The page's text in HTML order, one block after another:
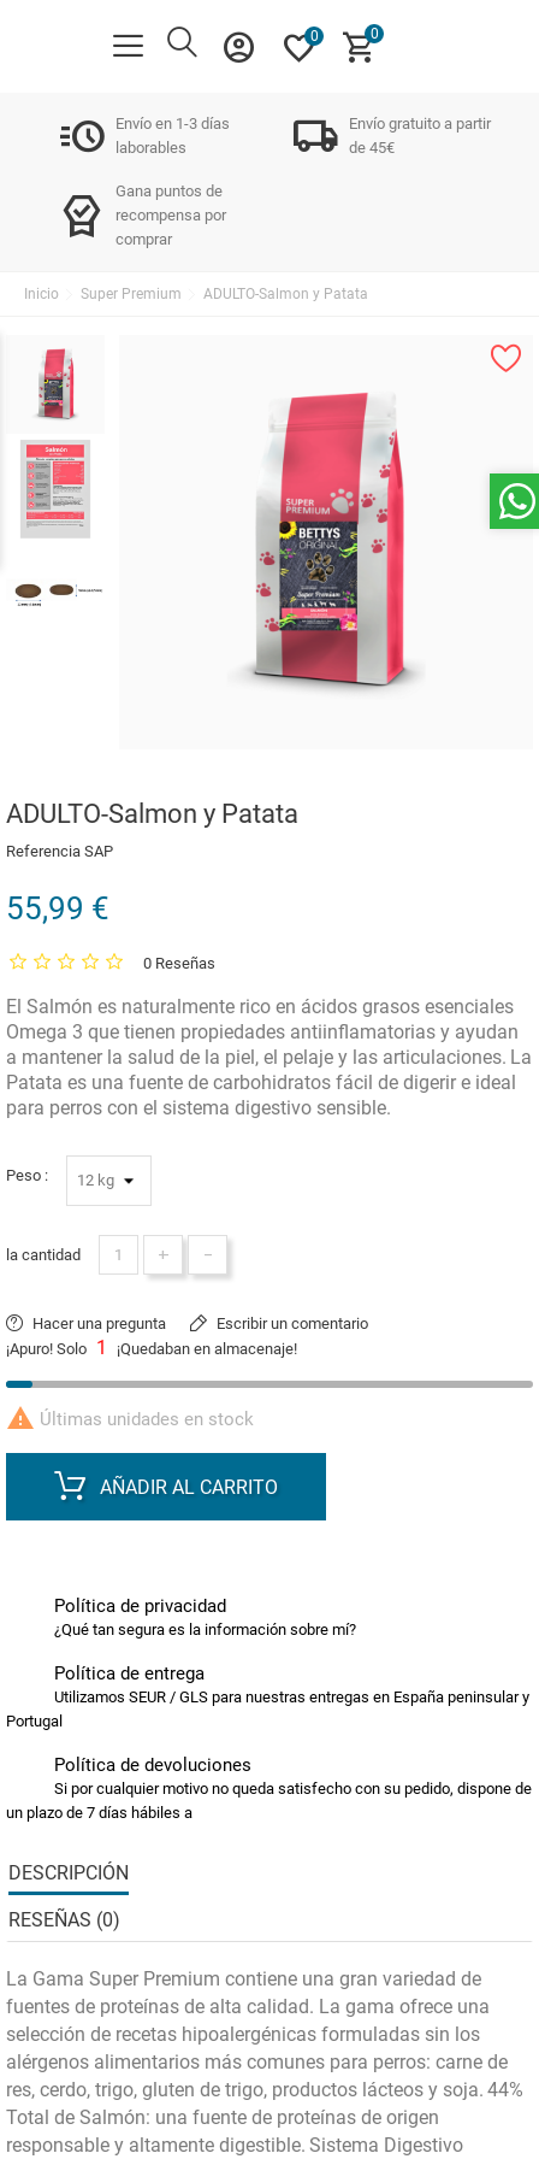
account_circle favorite
0 shopping_cart
0
acute
Envío en 1-3 días
laborables
local_shipping
Envío gratuito a partir
de 45€
editor_choice
Gana puntos de
recompensa por
comprar
Inicio Super Premium ADULTO-Salmon y Patata
ADULTO-Salmon y Patata
Referencia SAP
55,99 €
0 Reseñas
El Salmón es naturalmente rico en ácidos grasos esenciales
Omega 3 que tienen propiedades antiinflamatorias y ayudan
a mantener la salud de la piel, el pelaje y las articulaciones. La
Patata es una fuente de carbohidratos fácil de digerir e ideal
para perros con el sistema digestivo sensible.
Peso :
la cantidad + -
Hacer una pregunta
Escribir un comentario
¡Apuro! Solo 1 ¡Quedaban en almacenaje!
 Últimas unidades en stock
AÑADIR AL CARRITO
Política de privacidad
¿Qué tan segura es la información sobre mí?
Política de entrega
Utilizamos SEUR / GLS para nuestras entregas en España peninsular y
Portugal
Política de devoluciones
Si por cualquier motivo no queda satisfecho con su pedido, dispone de
un plazo de 7 días hábiles a
DESCRIPCIÓN
RESEÑAS (0)
La Gama Super Premium contiene una gran variedad de
fuentes de proteínas de alta calidad. La gama ofrece una
selección de recetas hipoalergénicas formuladas sin los
alérgenos alimentarios más comunes para perros: carne de
res, cerdo, trigo, gluten de trigo, productos lácteos y soja. 44%
Total de Salmón: una fuente de proteínas de origen
responsable y altamente digestible. Sistema Digestivo